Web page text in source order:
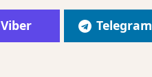
Viber Telegram